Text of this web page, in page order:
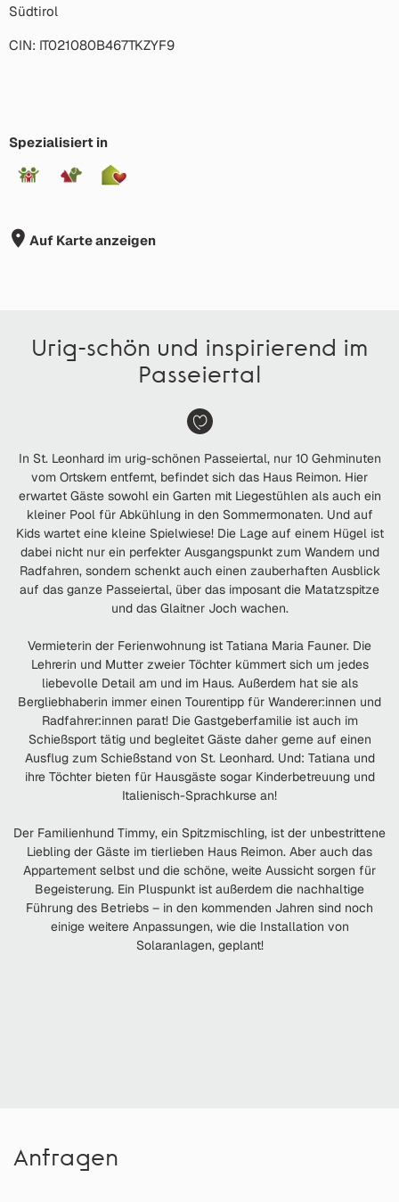
Südtirol
CIN: IT021080B467TKZYF9
Spezialisiert in
Auf Karte anzeigen
Urig-schön und inspirierend im
Passeiertal
In St. Leonhard im urig-schönen Passeiertal, nur 10 Gehminuten
vom Ortskern entfernt, befindet sich das Haus Reimon. Hier
erwartet Gäste sowohl ein Garten mit Liegestühlen als auch ein
kleiner Pool für Abkühlung in den Sommermonaten. Und auf
Kids wartet eine kleine Spielwiese! Die Lage auf einem Hügel ist
dabei nicht nur ein perfekter Ausgangspunkt zum Wandern und
Radfahren, sondern schenkt auch einen zauberhaften Ausblick
auf das ganze Passeiertal, über das imposant die Matatzspitze
und das Glaitner Joch wachen.
Vermieterin der Ferienwohnung ist Tatiana Maria Fauner. Die
Lehrerin und Mutter zweier Töchter kümmert sich um jedes
liebevolle Detail am und im Haus. Außerdem hat sie als
Bergliebhaberin immer einen Tourentipp für Wanderer:innen und
Radfahrer:innen parat! Die Gastgeberfamilie ist auch im
Schießsport tätig und begleitet Gäste daher gerne auf einen
Ausflug zum Schießstand von St. Leonhard. Und: Tatiana und
ihre Töchter bieten für Hausgäste sogar Kinderbetreuung und
Italienisch-Sprachkurse an!
Der Familienhund Timmy, ein Spitzmischling, ist der unbestrittene
Liebling der Gäste im tierlieben Haus Reimon. Aber auch das
Appartement selbst und die schöne, weite Aussicht sorgen für
Begeisterung. Ein Pluspunkt ist außerdem die nachhaltige
Führung des Betriebs – in den kommenden Jahren sind noch
einige weitere Anpassungen, wie die Installation von
Solaranlagen, geplant!
Anfragen